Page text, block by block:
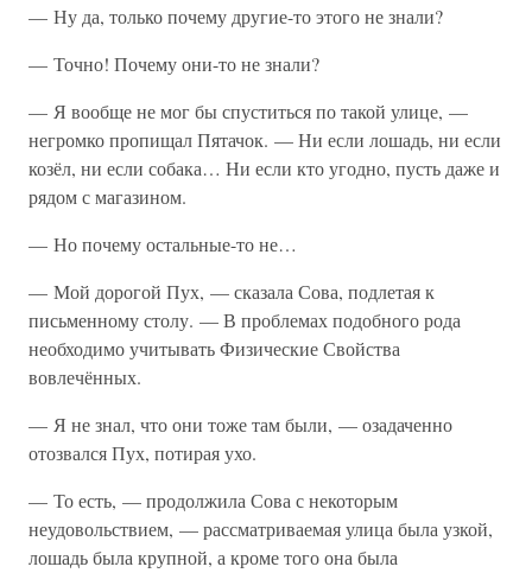
— Ну да, только почему другие-то этого не знали?
— Точно! Почему они-то не знали?
— Я вообще не мог бы спуститься по такой улице, —
негромко пропищал Пятачок. — Ни если лошадь, ни если
козёл, ни если собака… Ни если кто угодно, пусть даже и
рядом с магазином.
— Но почему остальные-то не…
— Мой дорогой Пух, — сказала Сова, подлетая к
письменному столу. — В проблемах подобного рода
необходимо учитывать Физические Свойства
вовлечённых.
— Я не знал, что они тоже там были, — озадаченно
отозвался Пух, потирая ухо.
— То есть, — продолжила Сова с некоторым
неудовольствием, — рассматриваемая улица была узкой,
лошадь была крупной, а кроме того она была